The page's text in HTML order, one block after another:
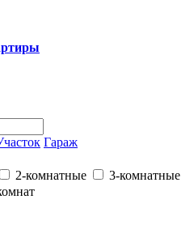
Гараж
2-комнатные
3-комнатные